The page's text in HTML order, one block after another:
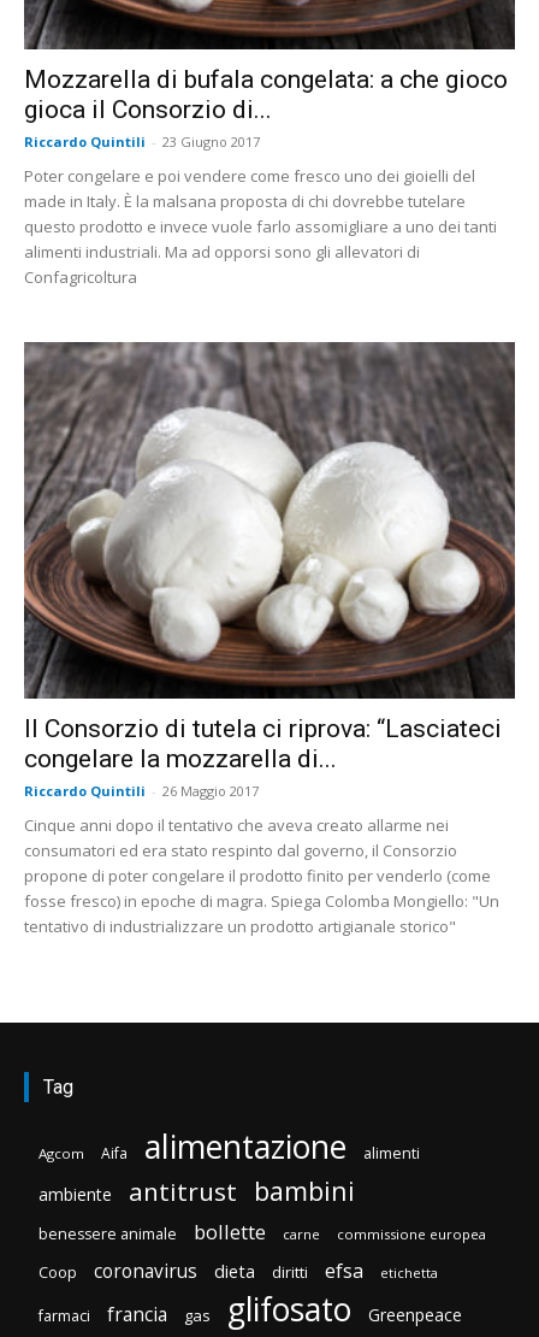
Mozzarella di bufala congelata: a che gioco
gioca il Consorzio di...
Riccardo Quintili - 23 Giugno 2017
Poter congelare e poi vendere come fresco uno dei gioielli del
made in Italy. È la malsana proposta di chi dovrebbe tutelare
questo prodotto e invece vuole farlo assomigliare a uno dei tanti
alimenti industriali. Ma ad opporsi sono gli allevatori di
Confagricoltura
Il Consorzio di tutela ci riprova: “Lasciateci
congelare la mozzarella di...
Riccardo Quintili - 26 Maggio 2017
Cinque anni dopo il tentativo che aveva creato allarme nei
consumatori ed era stato respinto dal governo, il Consorzio
propone di poter congelare il prodotto finito per venderlo (come
fosse fresco) in epoche di magra. Spiega Colomba Mongiello: "Un
tentativo di industrializzare un prodotto artigianale storico"
Tag
Agcom Aifa alimentazione alimenti
ambiente antitrust bambini
benessere animale bollette carne commissione europea
Coop coronavirus dieta diritti efsa etichetta
farmaci francia gas glifosato Greenpeace